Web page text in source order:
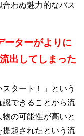
わぬ魅力的なバス
ーターがよりに
出してしまった
タート！」という
できることから流
の可能性が高いと
提起されたという流